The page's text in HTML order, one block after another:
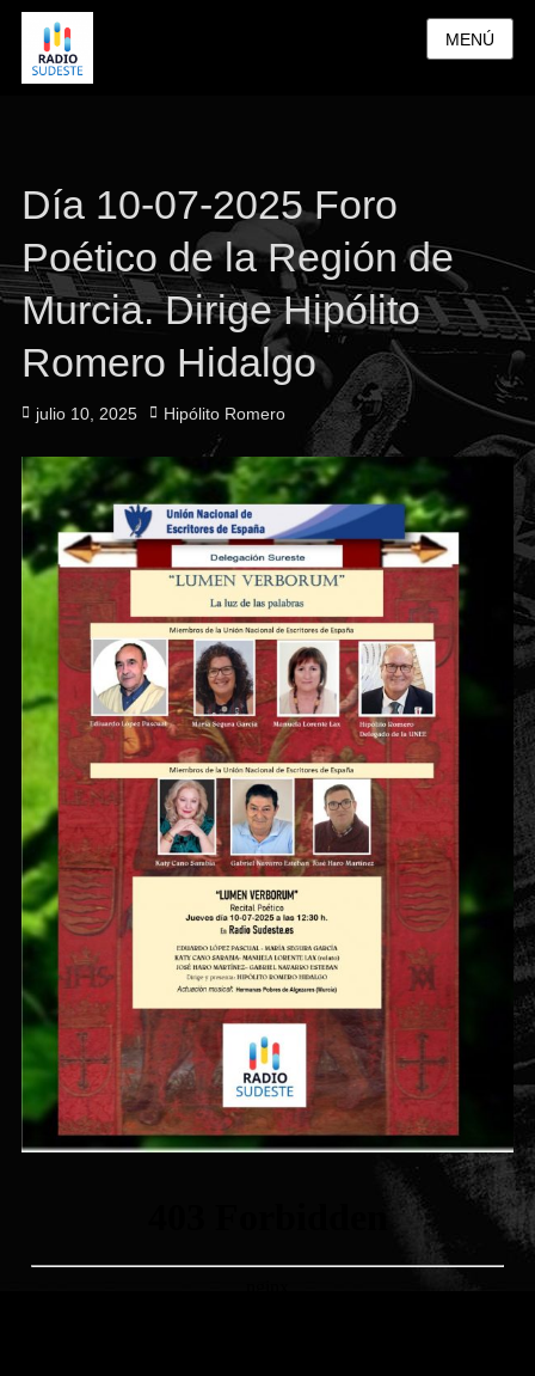
MENÚ
Día 10-07-2025 Foro
Poético de la Región de
Murcia. Dirige Hipólito
Romero Hidalgo
Publicado
julio 10, 2025 Autor
Hipólito Romero